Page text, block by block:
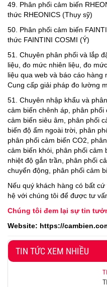
49. Phân phối cảm biến
thức RHEONICS (Thụy sỹ)
50. Phân phối cảm biến
thức FAINTINI COSMI (Ý)
51. Chuyên phân phối và lắp
liệu, đo mức nhiên liệu, đo
liệu qua web và báo cáo hàng
Cung cấp giải pháp đo lường
51. Chuyên nhập khẩu và
cảm biến chênh áp, phân
cảm biến siêu âm, phân phối
biến độ ẩm ngoài trời, phân
phân phối cảm biến CO2,
cảm biến khói, phân phối cảm
nhiệt độ gắn trần, phân phối
chuyển động, phân phối cảm
Nếu quý khách hàng có bất
hệ với chúng tôi để được tư
Chúng tôi đem lại sự tin
Website: https://
TIN TỨC XEM NHIỀU